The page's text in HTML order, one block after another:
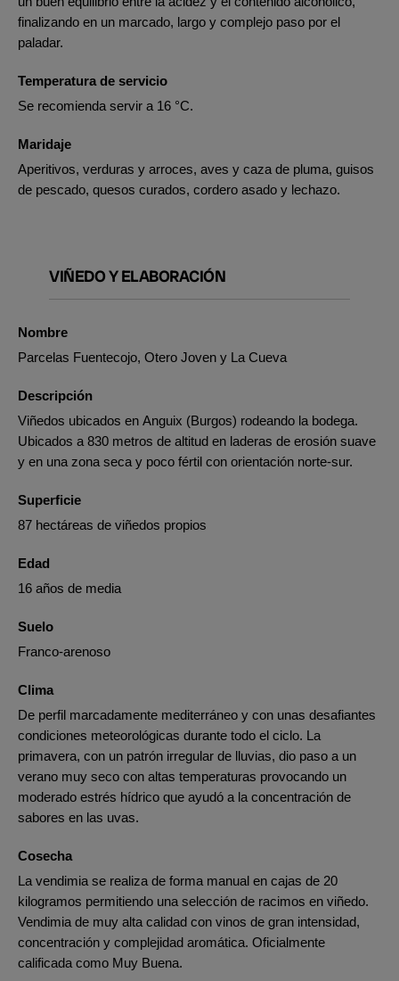
finalizando en un marcado, largo y complejo paso por el
paladar.
Temperatura de servicio
Se recomienda servir a 16 °C.
Maridaje
Aperitivos, verduras y arroces, aves y caza de pluma, guisos
de pescado, quesos curados, cordero asado y lechazo.
VIÑEDO Y ELABORACIÓN
Nombre
Parcelas Fuentecojo, Otero Joven y La Cueva
Descripción
Viñedos ubicados en Anguix (Burgos) rodeando la bodega.
Ubicados a 830 metros de altitud en laderas de erosión suave
y en una zona seca y poco fértil con orientación norte-sur.
Superficie
87 hectáreas de viñedos propios
Edad
16 años de media
Suelo
Franco-arenoso
Clima
De perfil marcadamente mediterráneo y con unas desafiantes
condiciones meteorológicas durante todo el ciclo. La
primavera, con un patrón irregular de lluvias, dio paso a un
verano muy seco con altas temperaturas provocando un
moderado estrés hídrico que ayudó a la concentración de
sabores en las uvas.
Cosecha
La vendimia se realiza de forma manual en cajas de 20
kilogramos permitiendo una selección de racimos en viñedo.
Vendimia de muy alta calidad con vinos de gran intensidad,
concentración y complejidad aromática. Oficialmente
calificada como Muy Buena.